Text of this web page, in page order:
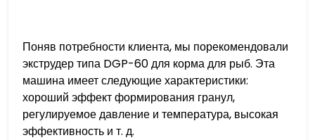
Поняв потребности клиента, мы порекомендовали
экструдер типа DGP-60 для корма для рыб. Эта
машина имеет следующие характеристики:
хороший эффект формирования гранул,
регулируемое давление и температура, высокая
эффективность и т. д.